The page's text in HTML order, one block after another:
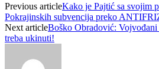
Previous articleKako je Pajtić sa svojim
Pokrajinskih subvencija preko
Next articleBoško Obradović:
treba ukinuti!